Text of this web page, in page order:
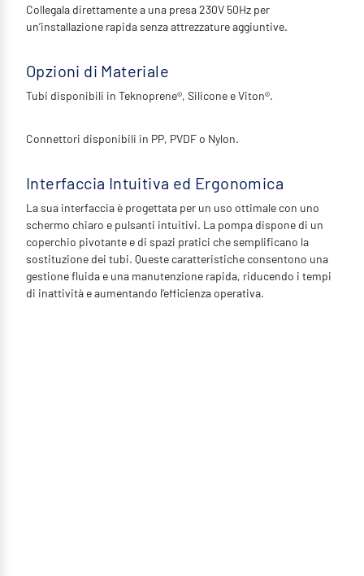
Collegala direttamente a una presa 230V 50Hz per
un’installazione rapida senza attrezzature aggiuntive.
Opzioni di Materiale
Tubi disponibili in Teknoprene®, Silicone e Viton®.
Connettori disponibili in PP, PVDF o Nylon.
Interfaccia Intuitiva ed Ergonomica
La sua interfaccia è progettata per un uso ottimale con uno
schermo chiaro e pulsanti intuitivi. La pompa dispone di un
coperchio pivotante e di spazi pratici che semplificano la
sostituzione dei tubi. Queste caratteristiche consentono una
gestione fluida e una manutenzione rapida, riducendo i tempi
di inattività e aumentando l’efficienza operativa.